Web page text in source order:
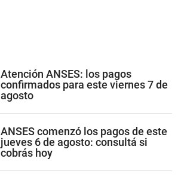
Atención ANSES: los pagos
confirmados para este viernes 7 de
agosto
ANSES comenzó los pagos de este
jueves 6 de agosto: consultá si
cobrás hoy